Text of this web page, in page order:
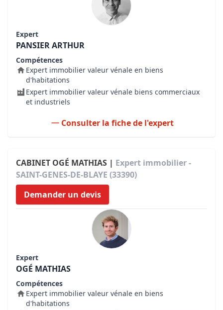
Expert
PANSIER ARTHUR
Compétences
Expert immobilier valeur vénale en biens
d'habitations
Expert immobilier valeur vénale biens commerciaux
et industriels
Consulter la fiche de l'expert
CABINET OGÉ MATHIAS | Expert immobilier -
SAINT-GENES-DE-BLAYE (33390)
Demander un devis
Expert
OGÉ MATHIAS
Compétences
Expert immobilier valeur vénale en biens
d'habitations